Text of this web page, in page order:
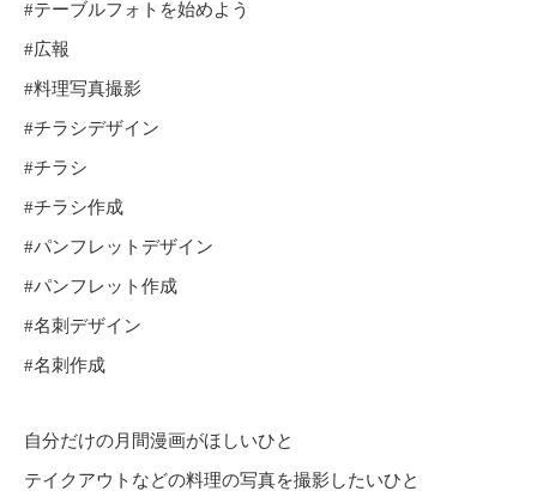
#テーブルフォトを始めよう
#広報
#料理写真撮影
#チラシデザイン
#チラシ
#チラシ作成
#パンフレットデザイン
#パンフレット作成
#名刺デザイン
#名刺作成
自分だけの月間漫画がほしいひと
テイクアウトなどの料理の写真を撮影したいひと